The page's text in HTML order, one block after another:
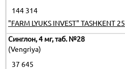
144 314
"FARM LYUKS INVEST" TASHKENT 25
Синглон, 4 мг, таб. №28
(Vengriya)
37 645